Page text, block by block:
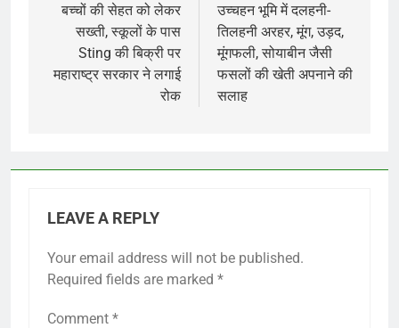
navigation
बच्चों की सेहत को लेकर
सख्ती, स्कूलों के पास
Sting की बिक्री पर
महाराष्ट्र सरकार ने लगाई
रोक
उच्चहन भूमि में दलहनी-
तिलहनी अरहर, मूंग, उड़द,
मूंगफली, सोयाबीन जैसी
फसलों की खेती अपनाने की
सलाह
LEAVE A REPLY
Your email address will not be published.
Required fields are marked *
Comment *